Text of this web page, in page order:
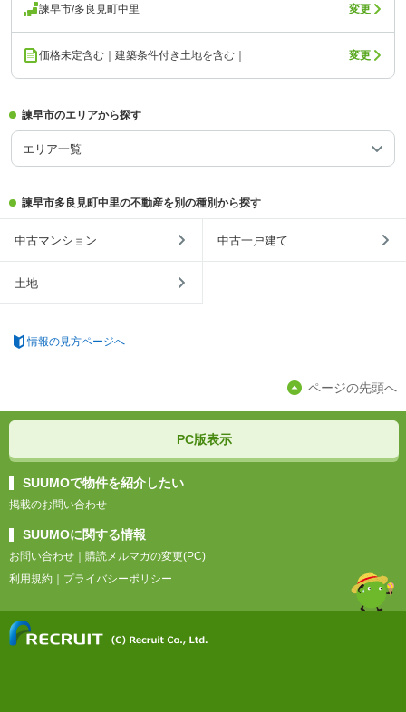
諫早市/多良見町中里 変更
価格未定含む｜建築条件付き土地を含む｜ 変更
諫早市のエリアから探す
エリア一覧
諫早市多良見町中里の不動産を別の種別から探す
中古マンション 中古一戸建て
土地
情報の見方ページへ
ページの先頭へ
PC版表示
SUUMOで物件を紹介したい
掲載のお問い合わせ
SUUMOに関する情報
お問い合わせ
購読メルマガの変更(PC)
利用規約
プライバシーポリシー